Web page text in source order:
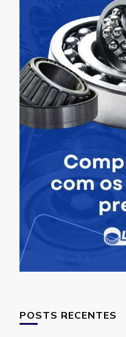
POSTS RECENTES